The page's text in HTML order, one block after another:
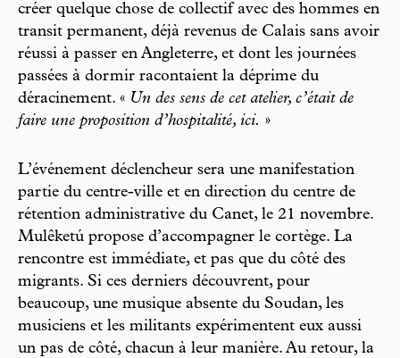
créer quelque chose de collectif avec des hommes en
transit permanent, déjà revenus de Calais sans avoir
réussi à passer en Angleterre, et dont les journées
passées à dormir racontaient la déprime du
déracinement. « Un des sens de cet atelier, c’était de
faire une proposition d’hospitalité, ici. »
L’événement déclencheur sera une manifestation
partie du centre-ville et en direction du centre de
rétention administrative du Canet, le 21 novembre.
Mulêketú propose d’accompagner le cortège. La
rencontre est immédiate, et pas que du côté des
migrants. Si ces derniers découvrent, pour
beaucoup, une musique absente du Soudan, les
musiciens et les militants expérimentent eux aussi
un pas de côté, chacun à leur manière. Au retour, la